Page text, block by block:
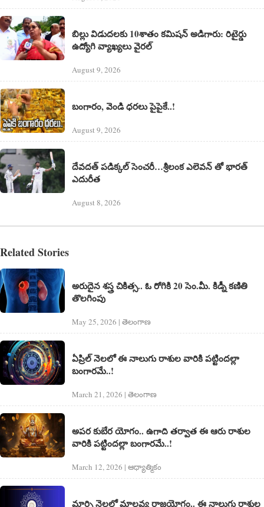
బిల్లు విడుదలకు 10శాతం కమిషన్ అడిగారు: రిటైర్డు
ఉద్యోగి వ్యాఖ్యలు వైరల్
August 9, 2026
బంగారం, వెండి ధరలు పైపైకే..!
August 9, 2026
దేవదత్ పడిక్కల్‌ సెంచరీ…శ్రీలంక ఎలెవన్ తో భారత్
ఎదురీత
August 8, 2026
Related Stories
అరుదైన శ‌స్త్ర చికిత్స‌.. ఓ రోగికి 20 సెం.మీ. కిడ్నీ క‌ణితి
తొల‌గింపు
May 25, 2026 | తెలంగాణ‌
ఏప్రిల్ నెల‌లో ఈ నాలుగు రాశుల వారికి ప‌ట్టింద‌ల్లా
బంగార‌మే..!
March 21, 2026 | తెలంగాణ‌
అప‌ర కుబేర యోగం.. ఉగాది త‌ర్వాత ఈ ఆరు రాశుల
వారికి ప‌ట్టింద‌ల్లా బంగార‌మే..!
March 12, 2026 | ఆధ్యాత్మికం
మార్చి నెల‌లో మాల‌వ్య రాజ‌యోగం.. ఈ నాలుగు రాశుల